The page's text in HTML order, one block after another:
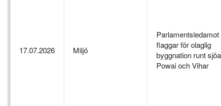
17.07.2026 Miljö
Parlamentsledamot
flaggar för olaglig
byggnation runt
Powai och Vihar